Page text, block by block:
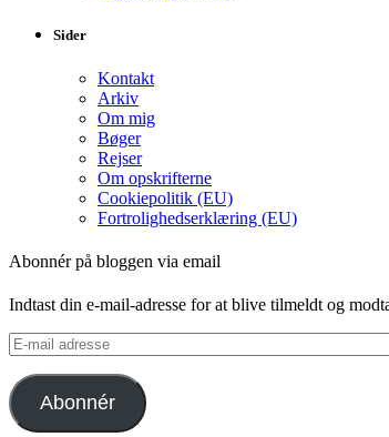
Sider
Kontakt
Arkiv
Om mig
Bøger
Rejser
Om opskrifterne
Cookiepolitik (EU)
Fortrolighedserklæring (EU)
Abonnér på bloggen via email
Indtast din e-mail-adresse for at blive tilmeldt og
E-
mail
adresse
Abonnér